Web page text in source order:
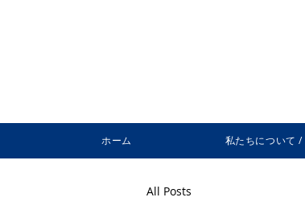
ホーム 私たちについて /
All Posts